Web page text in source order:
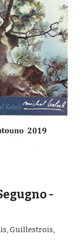
-
Guillestrois,